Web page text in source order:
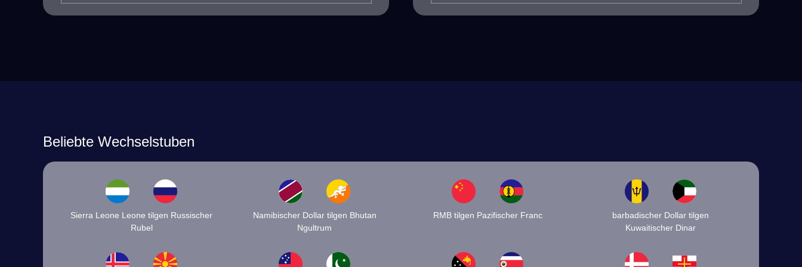
Beliebte Wechselstuben
Sierra Leone Leone tilgen Russischer
Rubel
Namibischer Dollar tilgen Bhutan
Ngultrum
RMB tilgen Pazifischer Franc
barbadischer Dollar tilgen
Kuwaitischer Dinar